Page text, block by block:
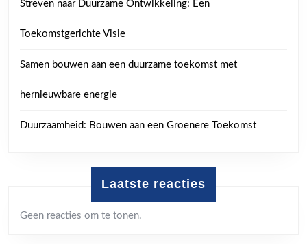
Streven naar Duurzame Ontwikkeling: Een
Toekomstgerichte Visie
Samen bouwen aan een duurzame toekomst met
hernieuwbare energie
Duurzaamheid: Bouwen aan een Groenere Toekomst
Laatste reacties
Geen reacties om te tonen.